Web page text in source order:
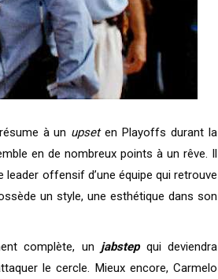
à un upseten Playoffs durant la
en de nombreux points à un rêve. Il
leader offensif d’une équipe qui retrouve
un style, une esthétique dans son
complète, un jabstepqui deviendra
le cercle. Mieux encore, Carmelo